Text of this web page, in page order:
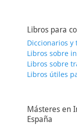
Libros para
Diccionarios y
Libros sobre
Libros sobre
Libros útiles
Másteres en
España